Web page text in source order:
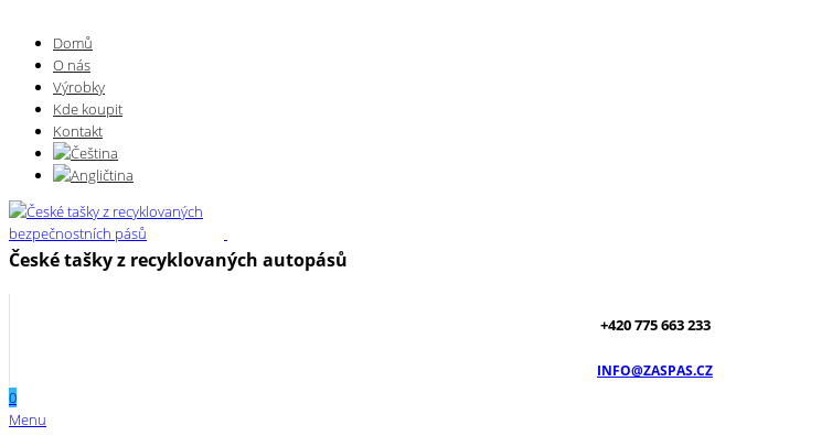
Domů
O nás
Výrobky
Kde koupit
Kontakt
České tašky z recyklovaných autopásů
+420 775 663 233
INFO@ZASPAS.CZ
0
Menu